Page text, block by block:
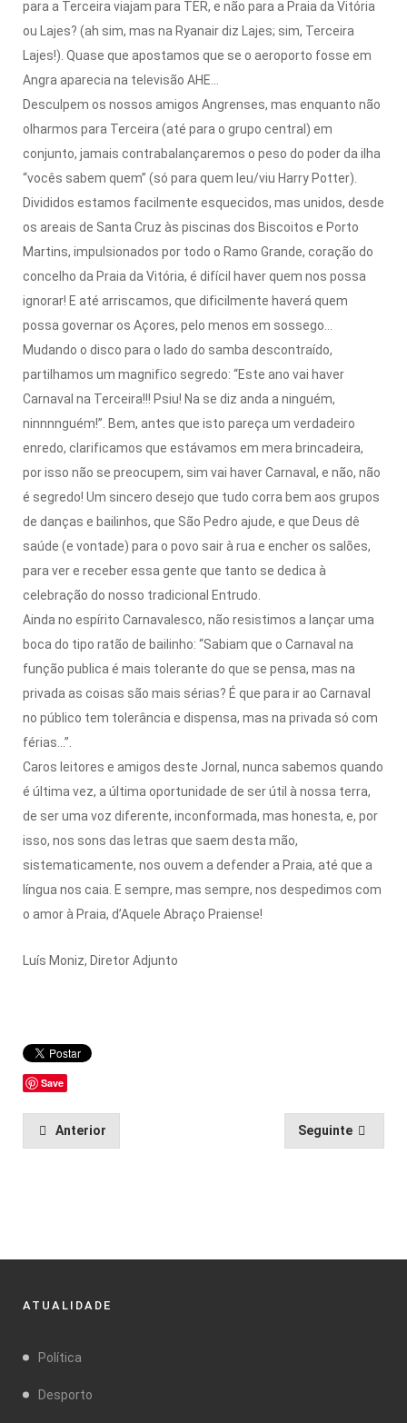
para a Terceira viajam para TER, e não para a Praia da Vitória
ou Lajes? (ah sim, mas na Ryanair diz Lajes; sim, Terceira
Lajes!). Quase que apostamos que se o aeroporto fosse em
Angra aparecia na televisão AHE…
Desculpem os nossos amigos Angrenses, mas enquanto não
olharmos para Terceira (até para o grupo central) em
conjunto, jamais contrabalançaremos o peso do poder da ilha
“vocês sabem quem” (só para quem leu/viu Harry Potter).
Divididos estamos facilmente esquecidos, mas unidos, desde
os areais de Santa Cruz às piscinas dos Biscoitos e Porto
Martins, impulsionados por todo o Ramo Grande, coração do
concelho da Praia da Vitória, é difícil haver quem nos possa
ignorar! E até arriscamos, que dificilmente haverá quem
possa governar os Açores, pelo menos em sossego…
Mudando o disco para o lado do samba descontraído,
partilhamos um magnifico segredo: “Este ano vai haver
Carnaval na Terceira!!! Psiu! Na se diz anda a ninguém,
ninnnnguém!”. Bem, antes que isto pareça um verdadeiro
enredo, clarificamos que estávamos em mera brincadeira,
por isso não se preocupem, sim vai haver Carnaval, e não, não
é segredo! Um sincero desejo que tudo corra bem aos grupos
de danças e bailinhos, que São Pedro ajude, e que Deus dê
saúde (e vontade) para o povo sair à rua e encher os salões,
para ver e receber essa gente que tanto se dedica à
celebração do nosso tradicional Entrudo.
Ainda no espírito Carnavalesco, não resistimos a lançar uma
boca do tipo ratão de bailinho: “Sabiam que o Carnaval na
função publica é mais tolerante do que se pensa, mas na
privada as coisas são mais sérias? É que para ir ao Carnaval
no público tem tolerância e dispensa, mas na privada só com
férias…”.
Caros leitores e amigos deste Jornal, nunca sabemos quando
é última vez, a última oportunidade de ser útil à nossa terra,
de ser uma voz diferente, inconformada, mas honesta, e, por
isso, nos sons das letras que saem desta mão,
sistematicamente, nos ouvem a defender a Praia, até que a
língua nos caia. E sempre, mas sempre, nos despedimos com
o amor à Praia, d’Aquele Abraço Praiense!
Luís Moniz, Diretor Adjunto
Save
Anterior Seguinte
ATUALIDADE
Política
Desporto